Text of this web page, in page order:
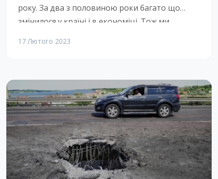
року. За два з половиною роки багато що
змінилося у країні і в економіці. Тож ми
по обліковим записам поштучно, ціна
підвищиться на 10% з 2 […]
17 Лютого 2023